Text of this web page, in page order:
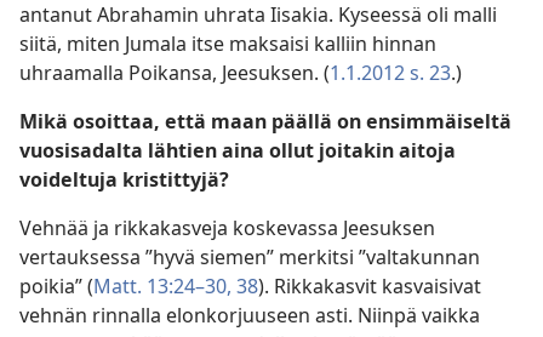
antanut Abrahamin uhrata Iisakia. Kyseessä oli malli
siitä, miten Jumala itse maksaisi kalliin hinnan
uhraamalla Poikansa, Jeesuksen. (1.1.2012 s. 23.)
Mikä osoittaa, että maan päällä on ensimmäiseltä
vuosisadalta lähtien aina ollut joitakin aitoja
voideltuja kristittyjä?
Vehnää ja rikkakasveja koskevassa Jeesuksen
vertauksessa ”hyvä siemen” merkitsi ”valtakunnan
poikia” (Matt. 13:24–30, 38). Rikkakasvit kasvaisivat
vehnän rinnalla elonkorjuuseen asti. Niinpä vaikka